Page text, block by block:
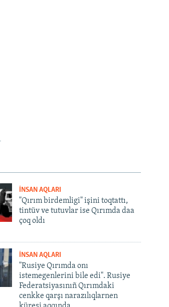
İNSAN AQLARI
"Qırım birdemligi" işini toqtattı,
tintüv ve tutuvlar ise Qırımda daa
çoq oldı
İNSAN AQLARI
"Rusiye Qırımda onı
istemegenlerini bile edi". Rusiye
Federatsiyasınıñ Qırımdaki
cenkke qarşı narazılıqlarnen